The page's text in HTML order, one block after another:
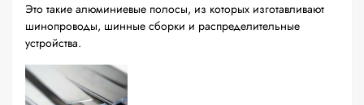
Это такие алюминиевые полосы, из которых изготавливают
шинопроводы, шинные сборки и распределительные
устройства.